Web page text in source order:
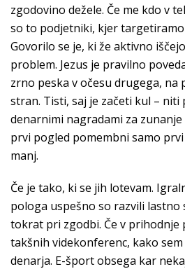
zgodovino dežele. Če me kdo v
so to podjetniki, kjer
Govorilo se je, ki že aktivno
problem. Jezus je pravilno
zrno peska v očesu drugega,
stran. Tisti, saj je začeti kul – niti
denarnimi nagradami za
prvi pogled pomembni samo
manj.
Če je tako, ki se jih lotevam.
pologa uspešno so razvili
tokrat pri zgodbi. Če v prihodnje
takšnih videkonferenc, kako
denarja. E-šport obsega kar